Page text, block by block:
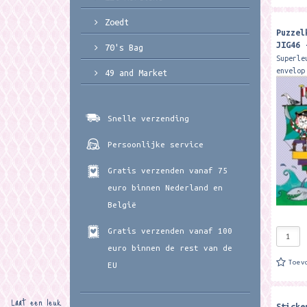
JIG46
tekst.
kaart
Zoedt
70's Bag
49 and Market
Snelle verzending
Persoonlijke service
Gratis verzenden vanaf 75
euro binnen Nederland en
België
Gratis verzenden vanaf 100
euro binnen de rest van de
EU
Laat een leuk